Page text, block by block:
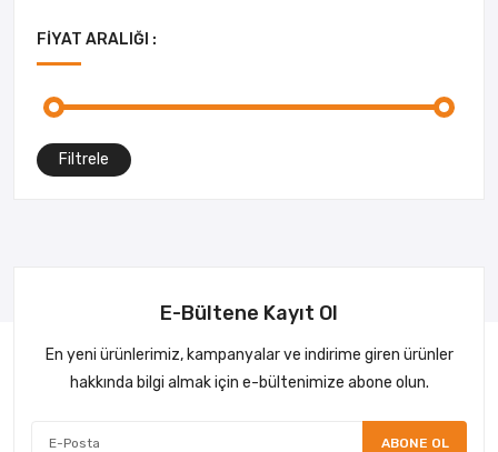
FIYAT ARALIĞI :
Filtrele
E-Bültene Kayıt Ol
En yeni ürünlerimiz, kampanyalar ve indirime giren ürünler
hakkında bilgi almak için e-bültenimize abone olun.
ABONE OL